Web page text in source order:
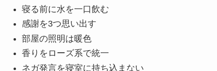
寝る前に水を一口飲む
感謝を3つ思い出す
部屋の照明は暖色
香りをローズ系で統一
ネガ発言を寝室に持ち込まない